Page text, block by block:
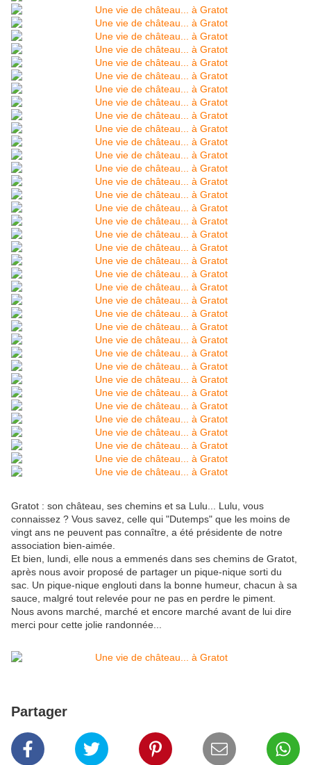
Gratot : son château, ses chemins et sa Lulu... Lulu, vous
connaissez ? Vous savez, celle qui "Dutemps" que les moins de
vingt ans ne peuvent pas connaître, a été présidente de notre
association bien-aimée.
Et bien, lundi, elle nous a emmenés dans ses chemins de Gratot,
après nous avoir proposé de partager un pique-nique sorti du
sac. Un pique-nique englouti dans la bonne humeur, chacun à sa
sauce, malgré tout relevée pour ne pas en perdre le piment.
Nous avons marché, marché et encore marché avant de lui dire
merci pour cette jolie randonnée...
Partager